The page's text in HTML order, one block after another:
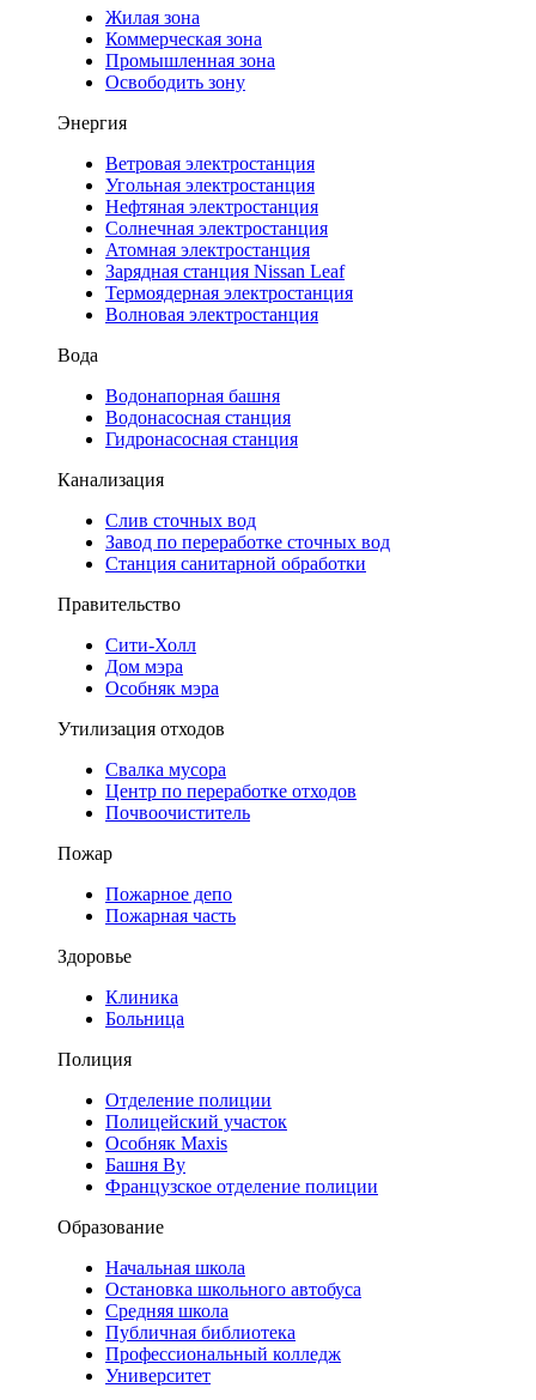
Жилая зона
Коммерческая зона
Промышленная зона
Освободить зону
Энергия
Ветровая электростанция
Угольная электростанция
Нефтяная электростанция
Солнечная электростанция
Атомная электростанция
Зарядная станция Nissan Leaf
Термоядерная электростанция
Волновая электростанция
Вода
Водонапорная башня
Водонасосная станция
Гидронасосная станция
Канализация
Слив сточных вод
Завод по переработке сточных вод
Станция санитарной обработки
Правительство
Сити-Холл
Дом мэра
Особняк мэра
Утилизация отходов
Свалка мусора
Центр по переработке отходов
Почвоочиститель
Пожар
Пожарное депо
Пожарная часть
Здоровье
Клиника
Больница
Полиция
Отделение полиции
Полицейский участок
Особняк Maxis
Башня Ву
Французское отделение полиции
Образование
Начальная школа
Остановка школьного автобуса
Средняя школа
Публичная библиотека
Профессиональный колледж
Университет